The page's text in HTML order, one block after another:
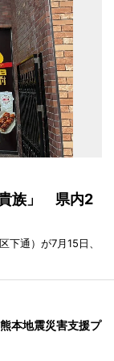
貴族」 県内2
下通）が7月15日、
本地震災害支援プ